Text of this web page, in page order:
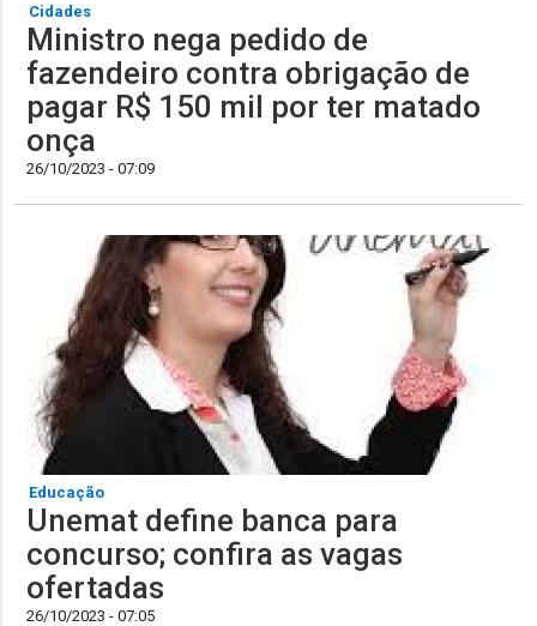
Cidades
Ministro nega pedido de
fazendeiro contra obrigação de
pagar R$ 150 mil por ter matado
onça
26/10/2023 - 07:09
Educação
Unemat define banca para
concurso; confira as vagas
ofertadas
26/10/2023 - 07:05